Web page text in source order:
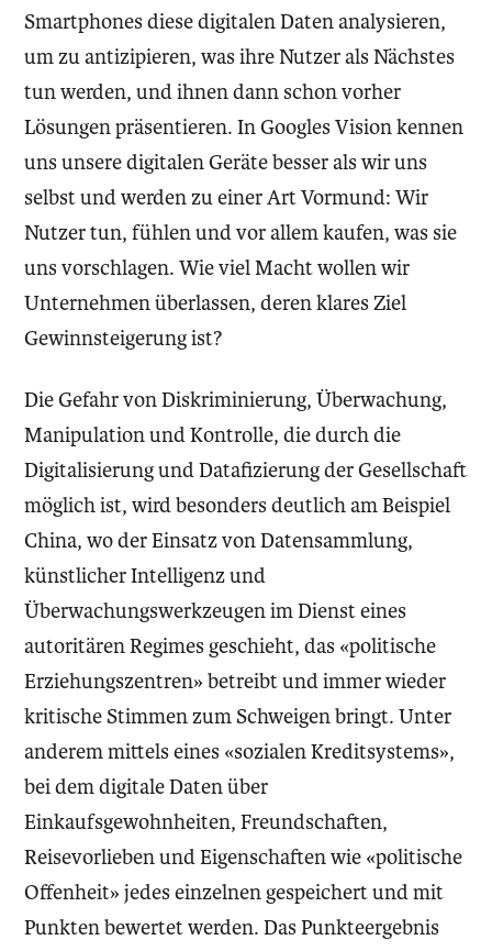
Smartphones diese digitalen Daten analysieren,
um zu antizipieren, was ihre Nutzer als Nächstes
tun werden, und ihnen dann schon vorher
Lösungen präsentieren. In Googles Vision kennen
uns unsere digitalen Geräte besser als wir uns
selbst und werden zu einer Art Vormund: Wir
Nutzer tun, fühlen und vor allem kaufen, was sie
uns vorschlagen. Wie viel Macht wollen wir
Unternehmen überlassen, deren klares Ziel
Gewinnsteigerung ist?
Die Gefahr von Diskriminierung, Überwachung,
Manipulation und Kontrolle, die durch die
Digitalisierung und Datafizierung der Gesellschaft
möglich ist, wird besonders deutlich am Beispiel
China, wo der Einsatz von Datensammlung,
künstlicher Intelligenz und
Überwachungswerkzeugen im Dienst eines
autoritären Regimes geschieht, das «politische
Erziehungszentren» betreibt und immer wieder
kritische Stimmen zum Schweigen bringt. Unter
anderem mittels eines «sozialen Kreditsystems»,
bei dem digitale Daten über
Einkaufsgewohnheiten, Freundschaften,
Reisevorlieben und Eigenschaften wie «politische
Offenheit» jedes einzelnen gespeichert und mit
Punkten bewertet werden. Das Punkteergebnis